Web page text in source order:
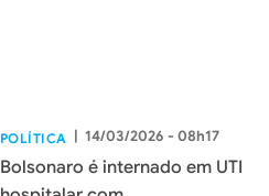
POLÍTICA | 14/03/2026 - 08h17
Bolsonaro é internado em UTI